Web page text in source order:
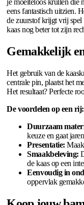
je moeiteloos krullen die
eens fantastisch uitzien.
de zuurstof krijgt vrij spel
kaas nog beter tot zijn
Gemakkelijk
Het gebruik van de
centrale pin, plaatst het
Het resultaat? Perfecte
De voordelen op een rij:
Duurzaam
keuze en gaat
Presentatie:
Smaakbeleving:
de kaas op een
Eenvoudig in
oppervlak